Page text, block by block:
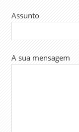
Assunto
A sua mensagem